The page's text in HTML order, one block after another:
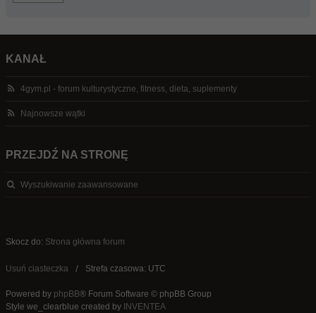
KANAŁ
4gym.pl - forum kulturystyczne, fitness, dieta, suplementy
Najnowsze wątki
PRZEJDŹ NA STRONĘ
Wyszukiwanie zaawansowane
Skocz do: Strona główna forum
Usuń ciasteczka Strefa czasowa: UTC
Powered by phpBB® Forum Software © phpBB Group
Style we_clearblue created by INVENTEA